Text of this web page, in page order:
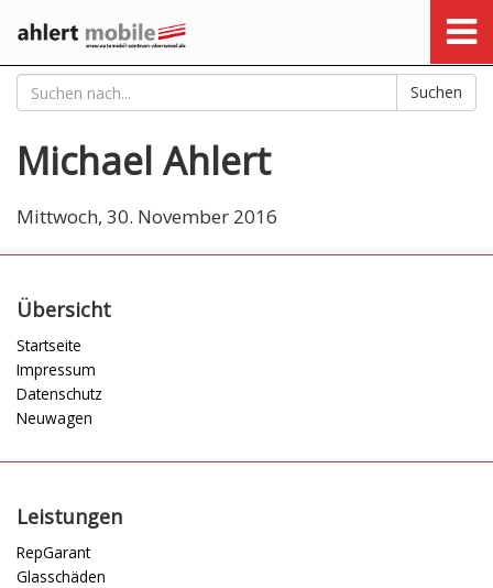
Suchen
Michael Ahlert
Mittwoch, 30. November 2016
Übersicht
Startseite
Impressum
Datenschutz
Neuwagen
Leistungen
RepGarant
Glasschäden